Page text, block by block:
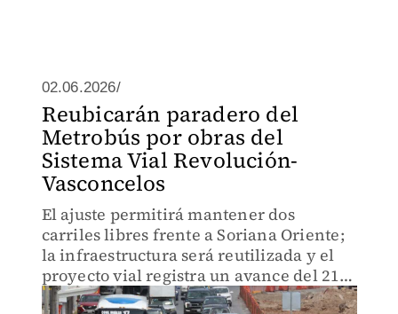
02.06.2026/
Reubicarán paradero del
Metrobús por obras del
Sistema Vial Revolución-
Vasconcelos
El ajuste permitirá mantener dos
carriles libres frente a Soriana Oriente;
la infraestructura será reutilizada y el
proyecto vial registra un avance del 21
por ciento.